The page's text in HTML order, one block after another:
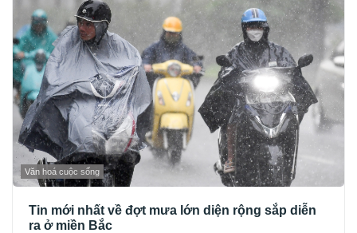
Văn hoá cuộc sống
Tin mới nhất về đợt mưa lớn diện rộng sắp diễn
ra ở miền Bắc